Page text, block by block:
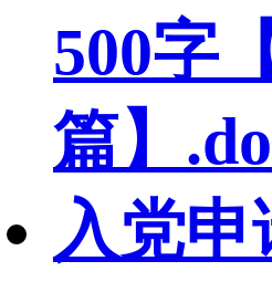
500字
篇】
入党